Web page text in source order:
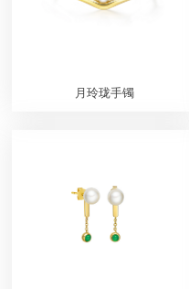
月玲珑手镯